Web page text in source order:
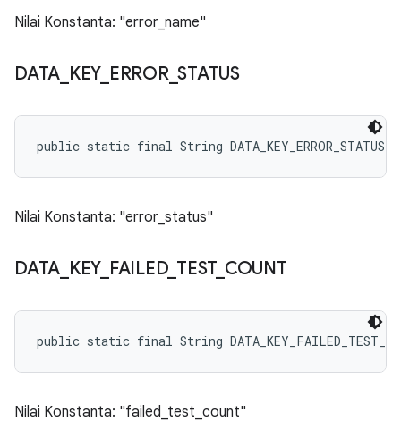
Nilai Konstanta: "error_name"
DATA KEY_ ERROR_STATUS
public static final String DATA_KEY_ERROR_STATUS
Nilai Konstanta: "error_status"
DATA KEY_ FAILED_ TEST_ COUNT
public static final String
Nilai Konstanta: "failed_test_count"